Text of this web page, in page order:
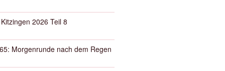
2026 Teil 8
Morgenrunde nach dem Regen